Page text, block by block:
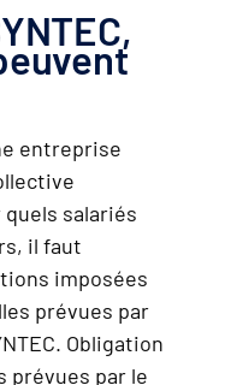
entreprise
quels salariés
il faut
imposées
prévues par
Obligation
prévues par le